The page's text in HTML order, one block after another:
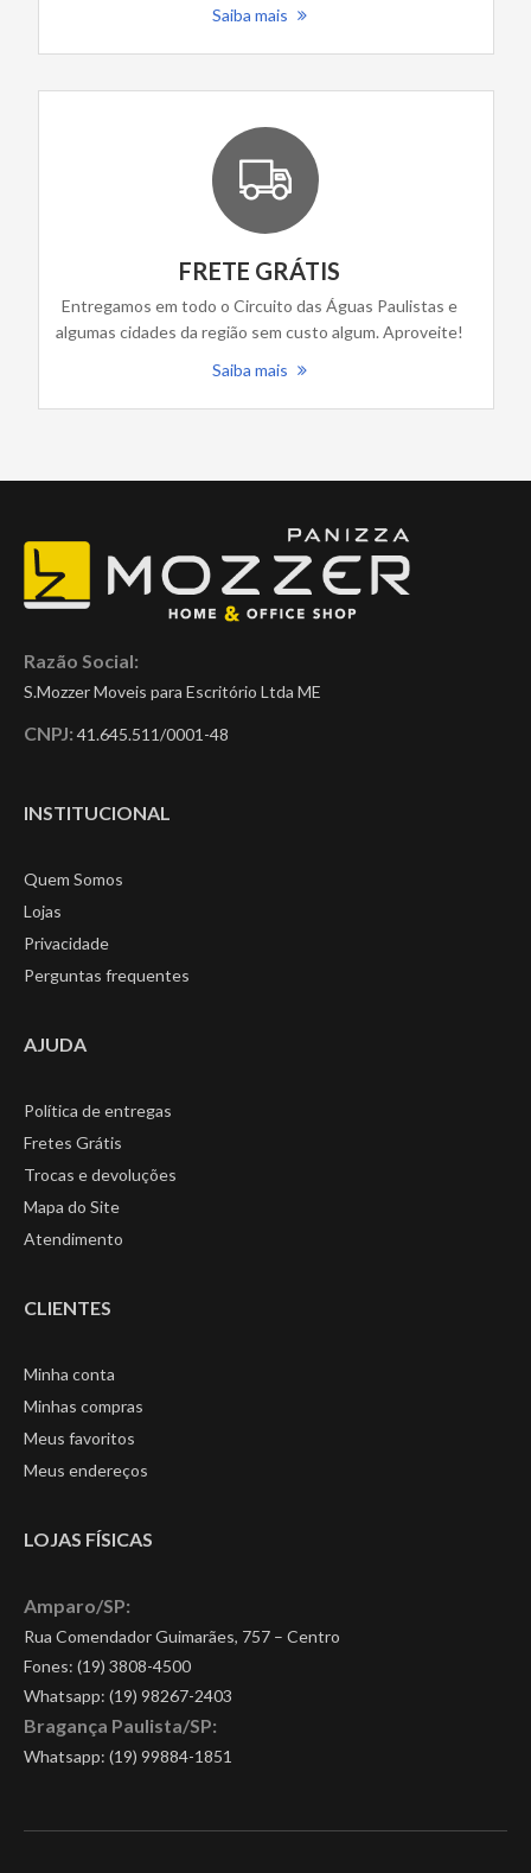
Saiba mais
FRETE GRÁTIS
Entregamos em todo o Circuito das Águas Paulistas e
algumas cidades da região sem custo algum. Aproveite!
Saiba mais
Razão Social:
S.Mozzer Moveis para Escritório Ltda ME
CNPJ: 41.645.511/0001-48
INSTITUCIONAL
Quem Somos
Lojas
Privacidade
Perguntas frequentes
AJUDA
Política de entregas
Fretes Grátis
Trocas e devoluções
Mapa do Site
Atendimento
CLIENTES
Minha conta
Minhas compras
Meus favoritos
Meus endereços
LOJAS FÍSICAS
Amparo/SP:
Rua Comendador Guimarães, 757 – Centro
Fones: (19) 3808-4500
Whatsapp: (19) 98267-2403
Bragança Paulista/SP:
Whatsapp: (19) 99884-1851